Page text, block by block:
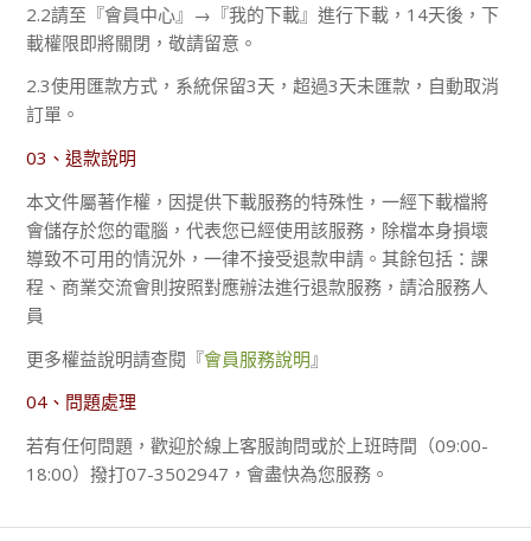
2.2請至『會員中心』→『我的下載』進行下載，14天後，下
載權限即將關閉，敬請留意。
2.3使用匯款方式，系統保留3天，超過3天未匯款，自動取消
訂單。
03、退款說明
本文件屬著作權，因提供下載服務的特殊性，一經下載檔將
會儲存於您的電腦，代表您已經使用該服務，除檔本身損壞
導致不可用的情況外，一律不接受退款申請。其餘包括：課
程、商業交流會則按照對應辦法進行退款服務，請洽服務人
員
更多權益說明請查閱『會員服務說明 』
04、問題處理
若有任何問題，歡迎於線上客服詢問或於上班時間（09:00-
18:00）撥打07-3502947，會盡快為您服務。